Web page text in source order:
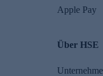
Apple Pay
Über HSE